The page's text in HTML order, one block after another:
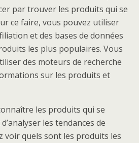
par trouver les produits qui se
ce faire, vous pouvez utiliser
et des bases de données
les plus populaires. Vous
des moteurs de recherche
sur les produits et
les produits qui se
les tendances de
voir quels sont les produits les